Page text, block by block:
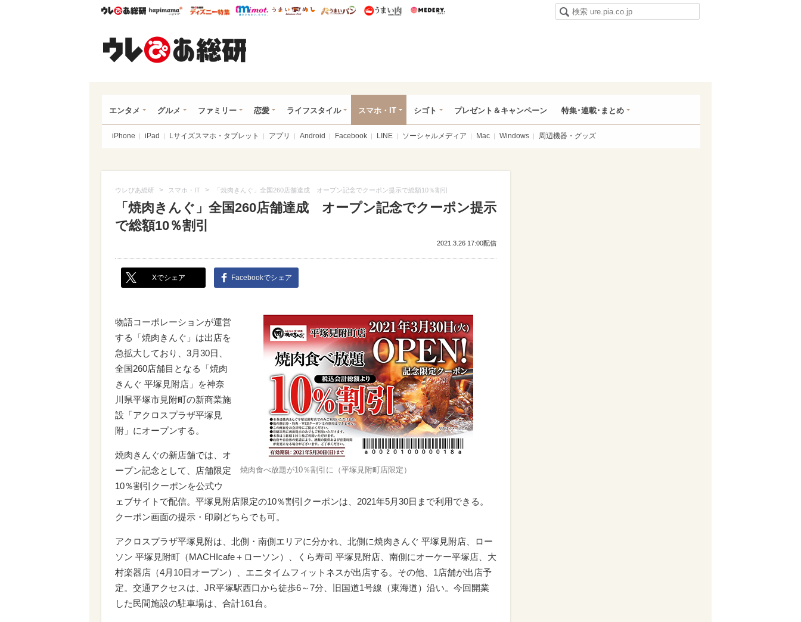
ウレぴあ総研ハピママ* ウレぴあ総研 ディズニー特集
mimot. うまいめし うまいパン うまい肉
エンタメ グルメ ファミリー 恋愛 ライフスタイル スマホ・IT シゴト プレゼント＆キャンペーン 特集･連載･まとめ
iPhone iPad Lサイズスマホ・タブレット アプリ Android Facebook LINE ソーシャルメディア Mac Windows 周辺機器・グッズ
ウレぴあ総研 > スマホ・IT > 「焼肉きんぐ」全国260店舗達成 オープン記念でクーポン提示で総額10％割引
「焼肉きんぐ」全国260店舗達成 オープン記念でクーポン提示
で総額10％割引
2021.3.26 17:00配信
Xでシェア Facebookでシェア
焼肉食べ放題が10％割引に（平塚見附町店限定）
物語コーポレーションが運営
する「焼肉きんぐ」は出店を
急拡大しており、3月30日、
全国260店舗目となる「焼肉
きんぐ 平塚見附店」を神奈
川県平塚市見附町の新商業施
設「アクロスプラザ平塚見
附」にオープンする。
焼肉きんぐの新店舗では、オ
ープン記念として、店舗限定
10％割引クーポンを公式ウ
ェブサイトで配信。平塚見附店限定の10％割引クーポンは、2021年5月30日まで利用できる。
クーポン画面の提示・印刷どちらでも可。
アクロスプラザ平塚見附は、北側・南側エリアに分かれ、北側に焼肉きんぐ 平塚見附店、ロー
ソン 平塚見附町（MACHIcafe＋ローソン）、くら寿司 平塚見附店、南側にオーケー平塚店、大
村楽器店（4月10日オープン）、エニタイムフィットネスが出店する。その他、1店舗が出店予
定。交通アクセスは、JR平塚駅西口から徒歩6～7分、旧国道1号線（東海道）沿い。今回開業
した民間施設の駐車場は、合計161台。